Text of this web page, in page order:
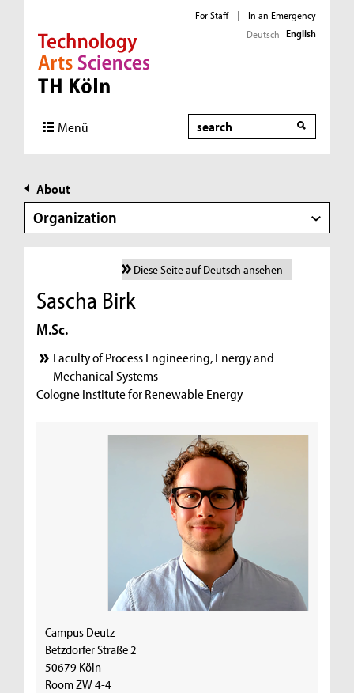
Direkt zur Hauptnavigation
Direkt zur Subnavigation
Direkt zum Inhalt
Direkt zum Fußbereich
For Staff |
In an Emergency
Deutsch English
Menü Search
About
Organization
Diese Seite auf Deutsch ansehen
Sascha Birk
M.Sc.
Faculty of Process Engineering, Energy and
Mechanical Systems
Cologne Institute for Renewable Energy
Campus Deutz
Betzdorfer Straße 2
50679 Köln
Room ZW 4-4